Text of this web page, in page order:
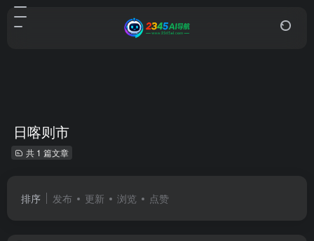
日喀则市
共 1 篇文章
排序 发布 更新 浏览 点赞